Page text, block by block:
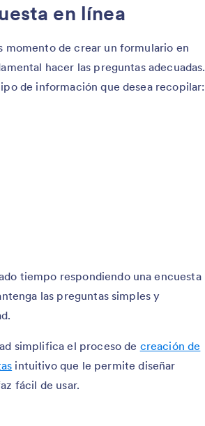
en línea
momento de crear un formulario en
hacer las preguntas adecuadas.
de información que desea recopilar:
tiempo respondiendo una encuesta
las preguntas simples y
simplifica el proceso de creación de
intuitivo que le permite diseñar
fácil de usar.